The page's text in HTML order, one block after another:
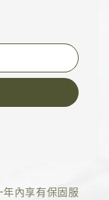
年內享有保固服